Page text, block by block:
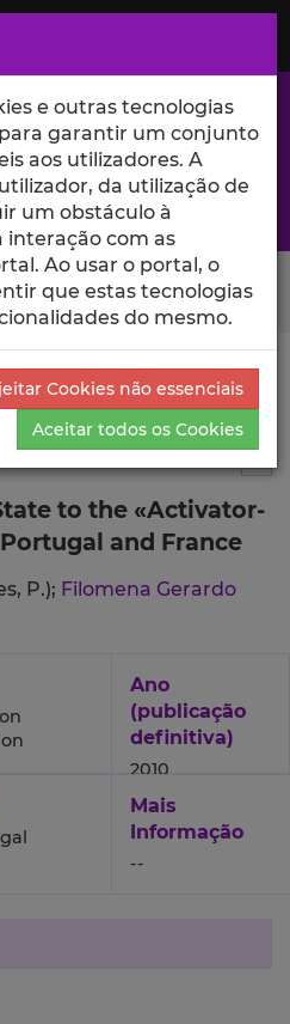
e ciência no Iscte
Descrição Detalhada
to the «Activator-
and France
P.); Filomena Gerardo
Ano
(publicação
definitiva)
2010
Mais
Informação
--
e outras tecnologias
garantir um conjunto
aos utilizadores. A
da utilização de
um obstáculo à
interação com as
Ao usar o portal, o
que estas tecnologias
do mesmo.
Cookies não essenciais
Aceitar todos os Cookies